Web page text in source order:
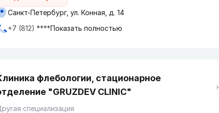
Санкт-Петербург, ул. Конная, д. 14
+7 (812) ****Показать полностью
флебологии, стационарное
"GRUZDEV CLINIC"
специализация